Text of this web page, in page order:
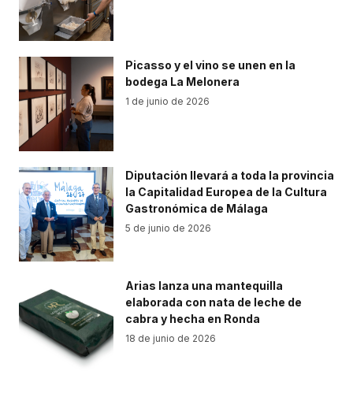
Picasso y el vino se unen en la
bodega La Melonera
1 de junio de 2026
Diputación llevará a toda la provincia
la Capitalidad Europea de la Cultura
Gastronómica de Málaga
5 de junio de 2026
Arias lanza una mantequilla
elaborada con nata de leche de
cabra y hecha en Ronda
18 de junio de 2026